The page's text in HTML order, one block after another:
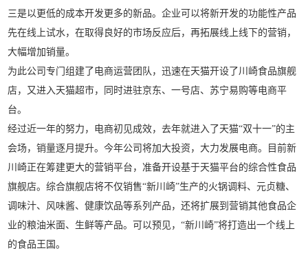
三是以更低的成本开发更多的新品。企业可以将新开发的功能性产品
先在线上试水，在取得良好的市场反应后，再拓展线上线下的营销，
大幅增加销量。
为此公司专门组建了电商运营团队，迅速在天猫开设了川崎食品旗舰
店，又进入天猫超市，同时进驻京东、一号店、苏宁易购等电商平
台。
经过近一年的努力，电商初见成效，去年就进入了天猫“双十一”的主
会场，销量逐月提升。今年公司将加大投资，大力发展电商。目前新
川崎正在筹建更大的营销平台，准备开设基于天猫平台的综合性食品
旗舰店。综合旗舰店将不仅销售“新川崎”生产的火锅调料、元贞糖、
调味汁、风味酱、健康饮品等系列产品，还将扩展到营销其他食品企
业的粮油米面、生鲜等产品。可以预见，“新川崎”将打造出一个线上
的食品王国。